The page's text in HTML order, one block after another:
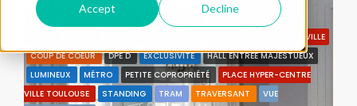
Accept Decline
BY URBANHOUSE360.COM EXCLUSIVITÉ
ALLÉES JULES
COEUR DE VILLE
COUP DE COEUR
DPE D EXCLUSIVITÉ
HALL ENTRÉE MAJESTUEUX
LUMINEUX
MÉTRO PETITE COPROPRIÉTÉ
PLACE HYPER-CENTRE
VILLE TOULOUSE
STANDING TRAM TRAVERSANT
VUE